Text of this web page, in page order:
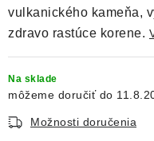
Moja objednávka
vulkanického kameňa,
zdravo rastúce korene.
Na sklade
Možnosti doručenia